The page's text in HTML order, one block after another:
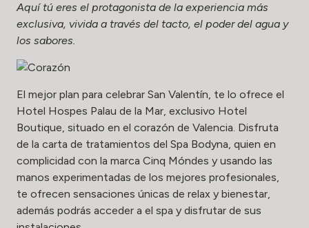
Aquí tú eres el protagonista de la experiencia más
exclusiva, vivida a través del tacto, el poder del agua y
los sabores.
El mejor plan para celebrar San Valentín, te lo ofrece el
Hotel Hospes Palau de la Mar, exclusivo Hotel
Boutique, situado en el corazón de Valencia. Disfruta
de la carta de tratamientos del Spa Bodyna, quien en
complicidad con la marca Cinq Móndes y usando las
manos experimentadas de los mejores profesionales,
te ofrecen sensaciones únicas de relax y bienestar,
además podrás acceder a el spa y disfrutar de sus